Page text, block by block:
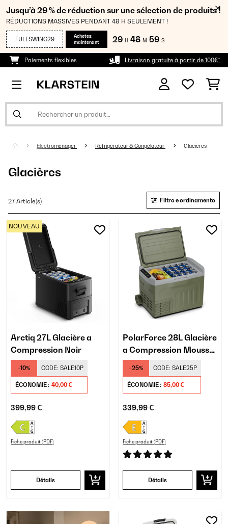
Jusqu’à 29 % de réduction sur une sélection de produits !
RÉDUCTIONS MASSIVES PENDANT 48 H SEULEMENT !
FULLSWING29
Achetez
maintenant
29 H 48 M 58 S
Paiements flexibles Livraison gratuite à partir de 100€*
Electroménager Réfrigérateur & Congélateur Glacières
Glacières
27 Article(s) Filtro e ordinamento
Arctiq 27L Glacière a
Compression Noir
-10% CODE: SALE10P
ÉCONOMIE : 40,00 €
399,99 €
Fiche produit (PDF)
Détails
NOUVEAU
PolarForce 28L Glacière
a Compression Mousse
Sombre
-25% CODE: SALE25P
ÉCONOMIE : 85,00 €
339,99 €
Fiche produit (PDF)
Détails